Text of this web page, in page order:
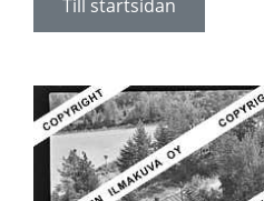
Till startsidan